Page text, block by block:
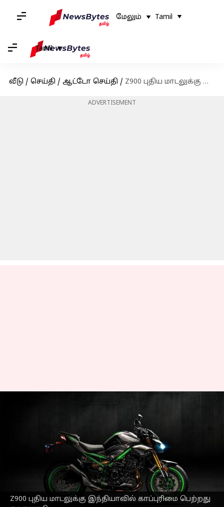
மேலும் Tamil
Tamil
வீடு / செய்தி / ஆட்டோ செய்தி / Z900 புதிய மாடலுக்கு இந்தியாவில் காப்புரிமை பெற்றது கவாஸாகி; விரைவில் விற்பனைக்கு வரும் என தகவல்
ADVERTISEMENT
Z900 புதிய மாடலுக்கு இந்தியாவில் காப்புரிமை பெற்றது
இந்தியாவில் காப்புரிமை
பெற்றது கவாஸாகி;
விரைவில் விற்பனைக்கு
வரும் என தகவல்
Sekar Chinnappan Mar 31, 2025 04:24 pm